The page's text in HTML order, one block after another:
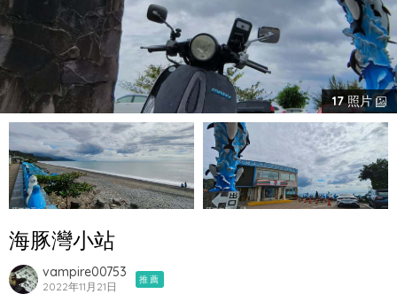
17照片
海豚灣小站
vampire00753
2022年11月21日
推薦